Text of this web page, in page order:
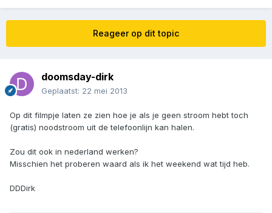
Reageer op dit topic
doomsday-dirk
Geplaatst: 22 mei 2013
Op dit filmpje laten ze zien hoe je als je geen stroom hebt toch
(gratis) noodstroom uit de telefoonlijn kan halen.
Zou dit ook in nederland werken?
Misschien het proberen waard als ik het weekend wat tijd heb.
DDDirk